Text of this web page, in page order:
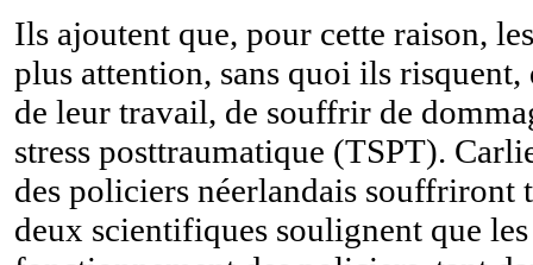
Ils ajoutent que, pour cette raison,
plus attention, sans quoi ils risquent,
de leur travail, de souffrir de
stress posttraumatique (TSPT).
des policiers néerlandais souffriront
deux scientifiques soulignent que